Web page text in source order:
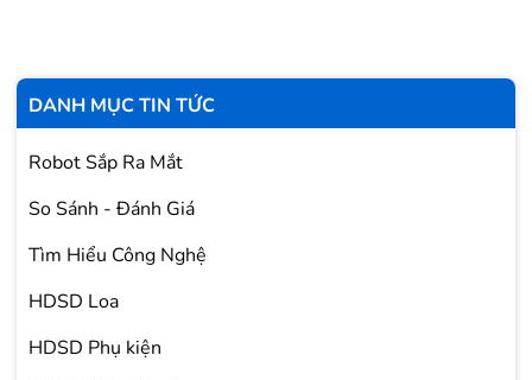
DANH MỤC TIN TỨC
Robot Sắp Ra Mắt
So Sánh - Đánh Giá
Tìm Hiểu Công Nghệ
HDSD Loa
HDSD Phụ kiện